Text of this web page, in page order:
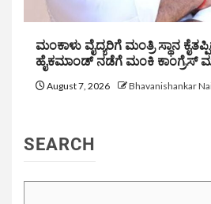
ಮಂಕಾಳು ವೈದ್ಯರಿಗೆ ಮಂತ್ರಿ ಸ್ಥಾನ
ಹೈಕಮಾಂಡ್ ನಡೆಗೆ ಮಂಕಿ ಕಾಂಗ್ರೆಸ್
August 7, 2026 Bhavanishankar
SEARCH